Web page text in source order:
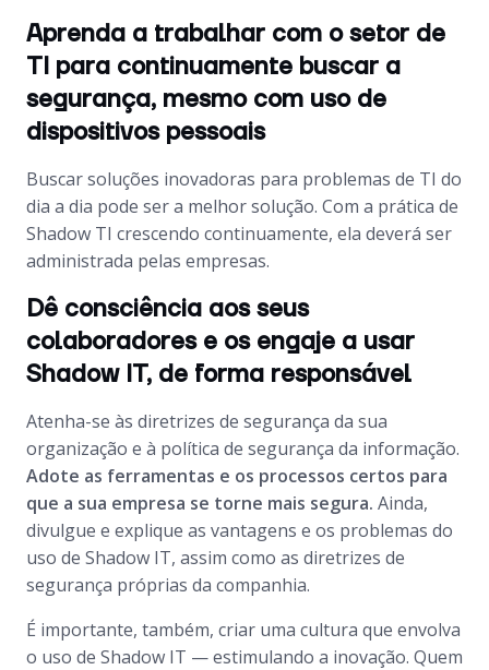
Aprenda a trabalhar com o setor de
TI para continuamente buscar a
segurança, mesmo com uso de
dispositivos pessoais
Buscar soluções inovadoras para problemas de TI do
dia a dia pode ser a melhor solução. Com a prática de
Shadow TI crescendo continuamente, ela deverá ser
administrada pelas empresas.
Dê consciência aos seus
colaboradores e os engaje a usar
Shadow IT, de forma responsável
Atenha-se às diretrizes de segurança da sua
organização e à política de segurança da informação.
Adote as ferramentas e os processos certos para
que a sua empresa se torne mais segura. Ainda,
divulgue e explique as vantagens e os problemas do
uso de Shadow IT, assim como as diretrizes de
segurança próprias da companhia.
É importante, também, criar uma cultura que envolva
o uso de Shadow IT — estimulando a inovação. Quem